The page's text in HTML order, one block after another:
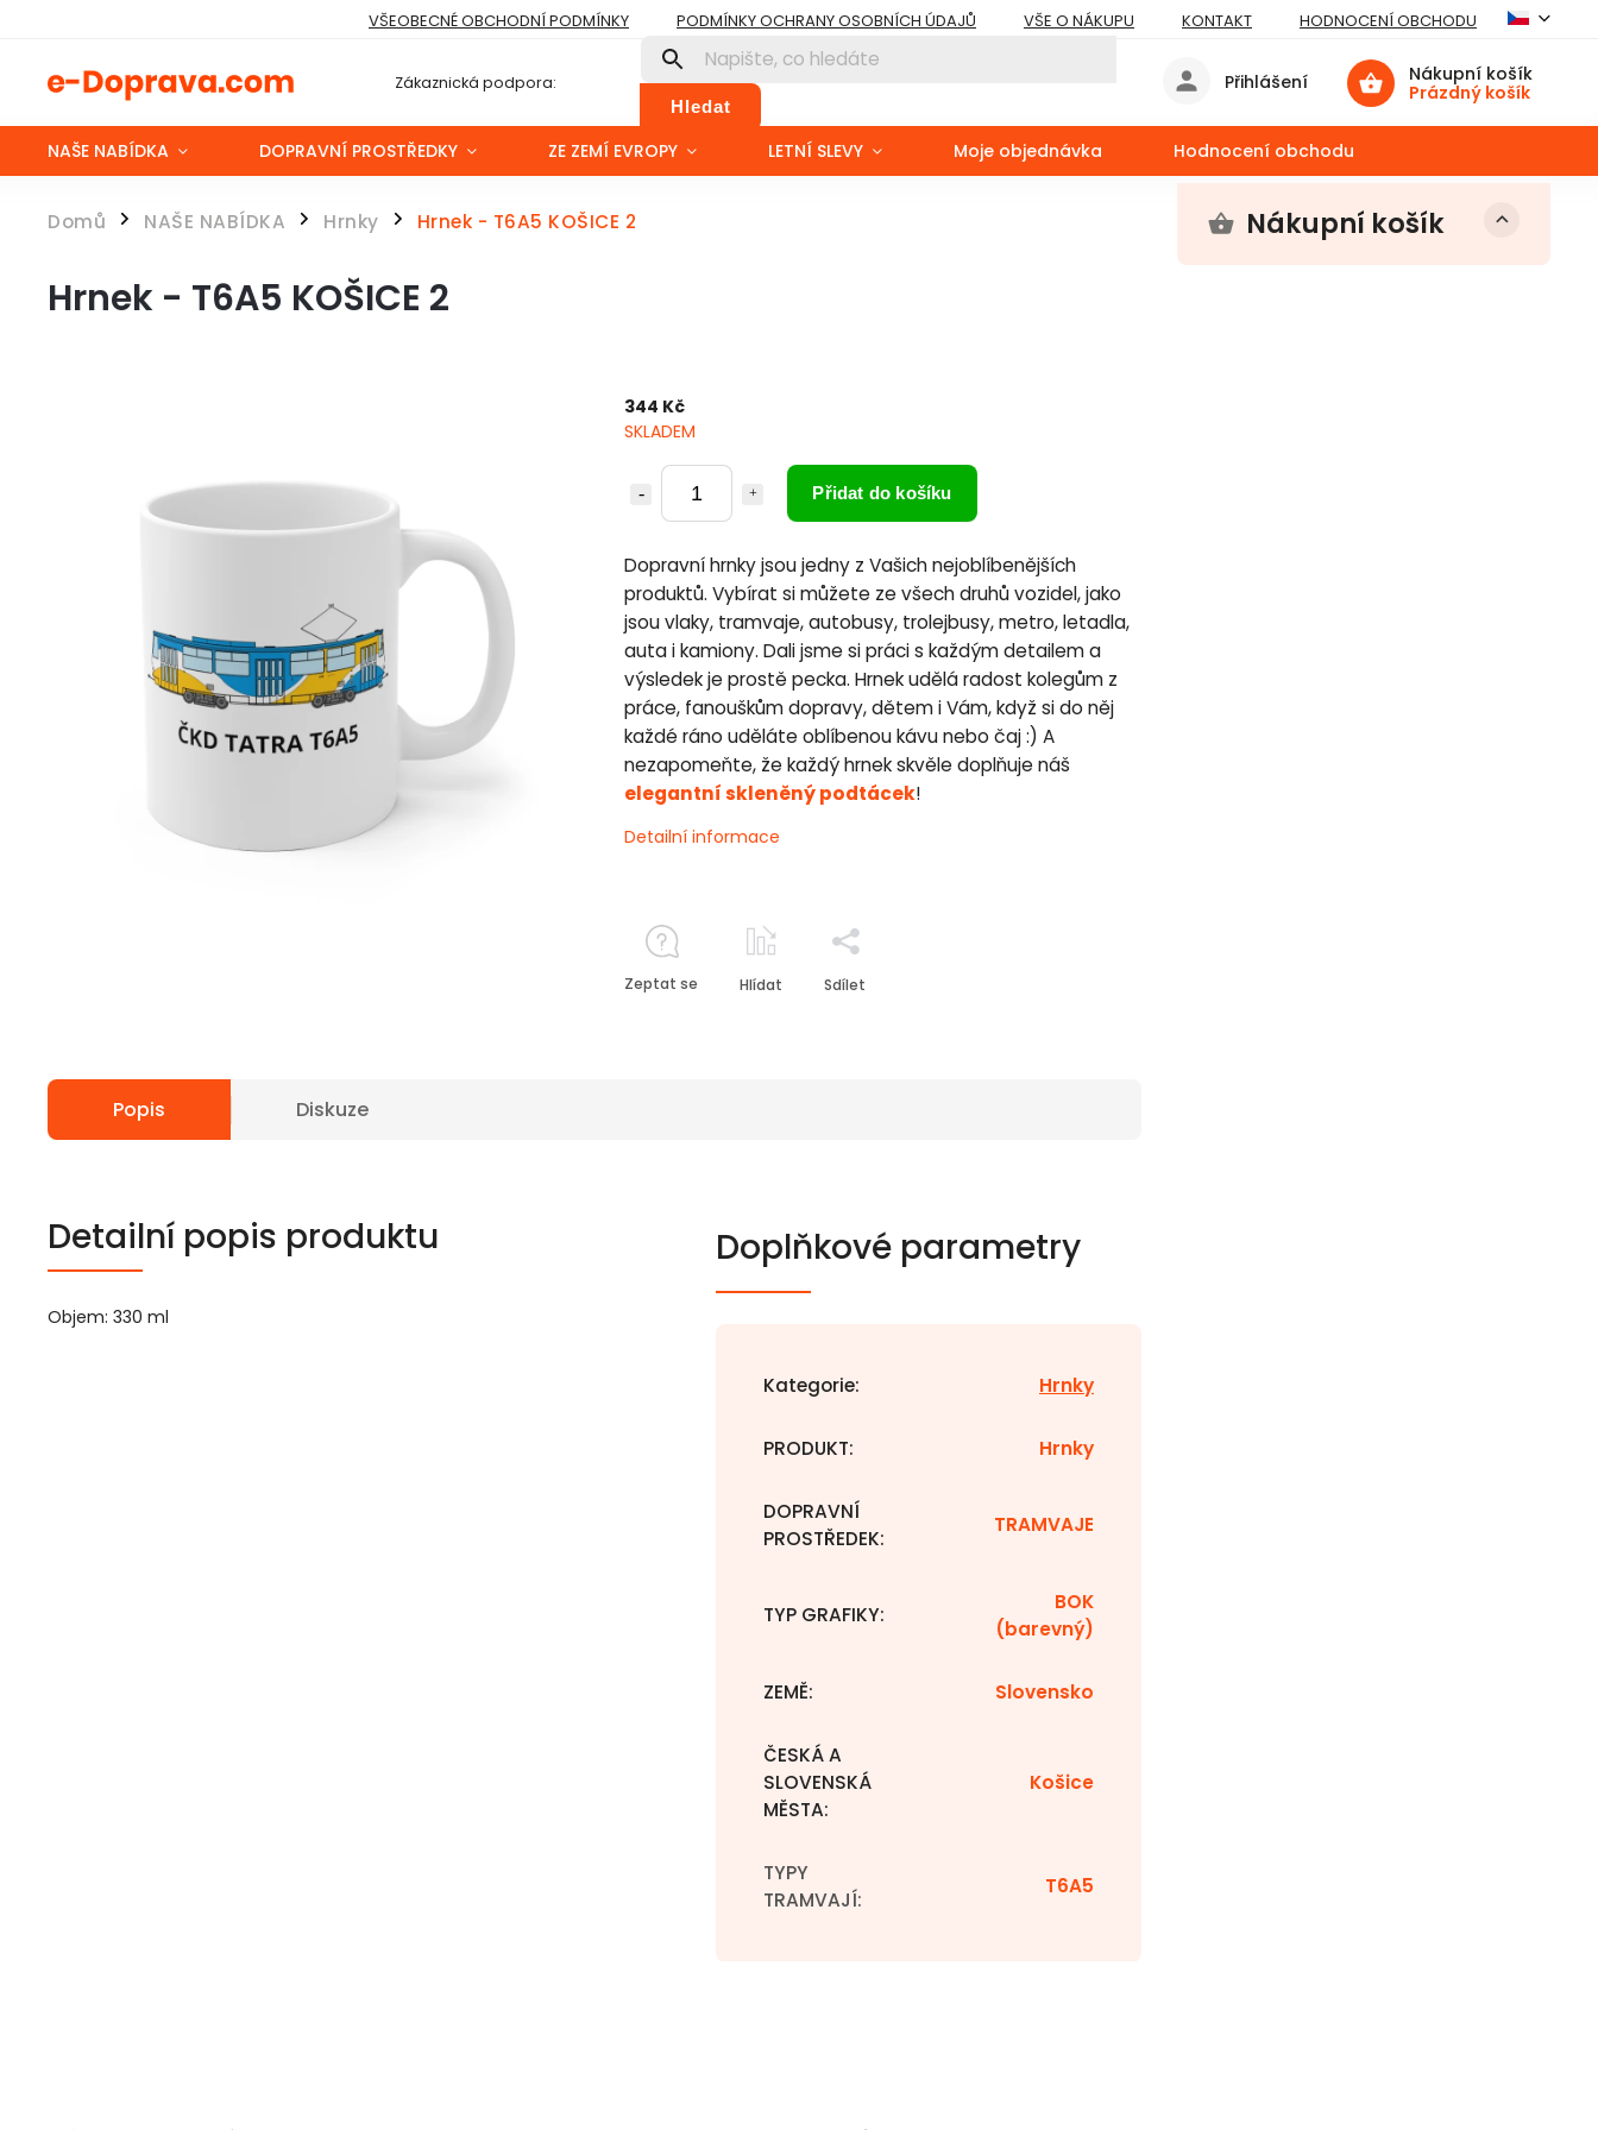
VŠEOBECNÉ OBCHODNÍ PODMÍNKY PODMÍNKY OCHRANY OSOBNÍCH ÚDAJŮ VŠE O NÁKUPU KONTAKT HODNOCENÍ OBCHODU
Zákaznická podpora:
Hledat
Nákupní košík
Prázdný košík
Přihlášení
NAŠE NABÍDKA DOPRAVNÍ PROSTŘEDKY ZE ZEMÍ EVROPY LETNÍ SLEVY Moje objednávka Hodnocení obchodu
Domů / NAŠE NABÍDKA / Hrnky / Hrnek - T6A5 KOŠICE 2 Nákupní košík
Hrnek - T6A5 KOŠICE 2
344 Kč
SKLADEM
Přidat do košíku
Dopravní hrnky jsou jedny z Vašich nejoblíbenějších
produktů. Vybírat si můžete ze všech druhů vozidel, jako
jsou vlaky, tramvaje, autobusy, trolejbusy, metro, letadla,
auta i kamiony. Dali jsme si práci s každým detailem a
výsledek je prostě pecka. Hrnek udělá radost kolegům z
práce, fanouškům dopravy, dětem i Vám, když si do něj
každé ráno uděláte oblíbenou kávu nebo čaj :) A
nezapomeňte, že každý hrnek skvěle doplňuje náš
elegantní skleněný podtácek!
Detailní informace
Zeptat se Hlídat Sdílet
Popis Diskuze
Detailní popis produktu
Objem: 330 ml
Doplňkové parametry
Kategorie: Hrnky
PRODUKT: Hrnky
DOPRAVNÍ
PROSTŘEDEK:
TRAMVAJE
TYP GRAFIKY:
BOK
(barevný)
ZEMĚ: Slovensko
ČESKÁ A
SLOVENSKÁ
MĚSTA:
Košice
TYPY
TRAMVAJÍ:
T6A5